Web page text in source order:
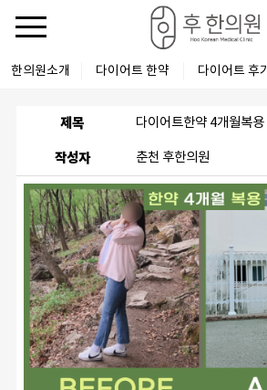
한의원소개 다이어트 한약 다이어트 후기
제목 다이어트한약 4개월복용
작성자 춘천 후한의원